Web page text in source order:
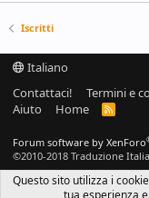
Iscritti
Italiano
Contattaci!
Termini e
Aiuto
Home
R
Forum software by XenForo
©2010-2018 Traduzione
Questo sito utilizza i
tua esperienza